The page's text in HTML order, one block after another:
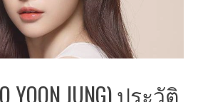
JUNG) ประวัติ